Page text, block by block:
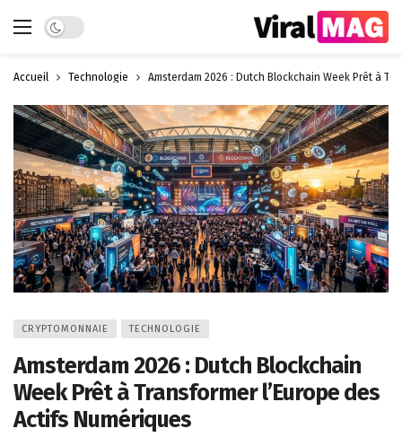
Dark mode
Accueil Technologie Amsterdam 2026 : Dutch Blockchain Week Prêt à
CRYPTOMONNAIE TECHNOLOGIE
Amsterdam 2026 : Dutch Blockchain
Week Prêt à Transformer l’Europe des
Actifs Numériques